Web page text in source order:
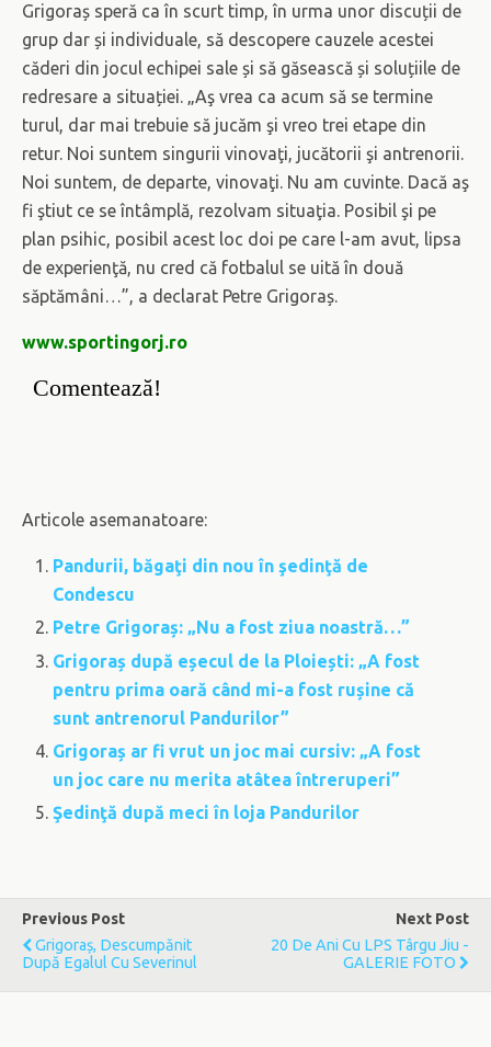
Grigoraș speră ca în scurt timp, în urma unor discuții de
grup dar și individuale, să descopere cauzele acestei
căderi din jocul echipei sale și să găsească și soluțiile de
redresare a situației. „Aş vrea ca acum să se termine
turul, dar mai trebuie să jucăm şi vreo trei etape din
retur. Noi suntem singurii vinovaţi, jucătorii şi antrenorii.
Noi suntem, de departe, vinovaţi. Nu am cuvinte. Dacă aş
fi ştiut ce se întâmplă, rezolvam situaţia. Posibil şi pe
plan psihic, posibil acest loc doi pe care l-am avut, lipsa
de experienţă, nu cred că fotbalul se uită în două
săptămâni…”, a declarat Petre Grigoraș.
www.sportingorj.ro
Comentează!
Articole asemanatoare:
Pandurii, băgaţi din nou în şedinţă de
Condescu
Petre Grigoraș: „Nu a fost ziua noastră…”
Grigoraș după eșecul de la Ploiești: „A fost
pentru prima oară când mi-a fost rușine că
sunt antrenorul Pandurilor”
Grigoraș ar fi vrut un joc mai cursiv: „A fost
un joc care nu merita atâtea întreruperi”
Şedinţă după meci în loja Pandurilor
Previous Post
Grigoraș, Descumpănit
După Egalul Cu Severinul
Next Post
20 De Ani Cu LPS Târgu Jiu -
GALERIE FOTO